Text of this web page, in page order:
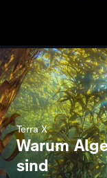
Terra X
Warum
sind